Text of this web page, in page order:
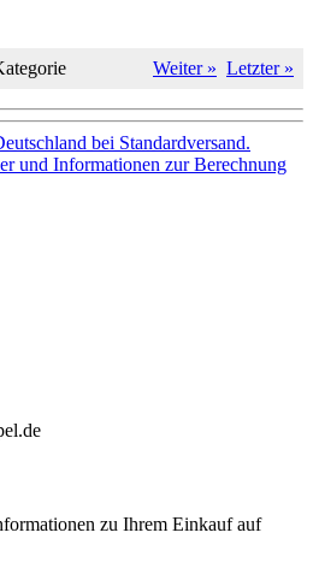
Weiter » Letzter »
bei Standardversand.
und Informationen zur Berechnung
zu Ihrem Einkauf auf